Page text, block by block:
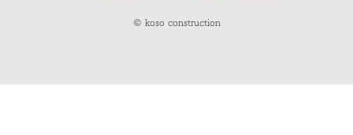
© koso construction